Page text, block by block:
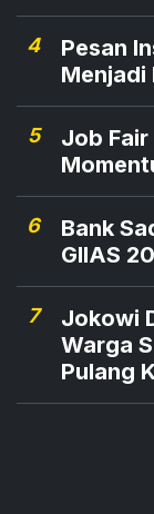
4
Pesan
Menjadi
5
Job
6
Bank
GIIAS
7
Jokowi
Warga Sebut,
Pulang